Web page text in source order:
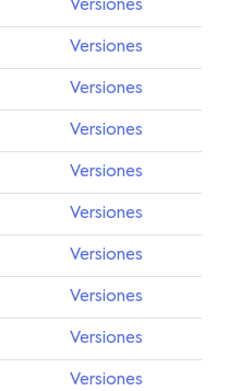
Versiones
Versiones
Versiones
Versiones
Versiones
Versiones
Versiones
Versiones
Versiones
Versiones